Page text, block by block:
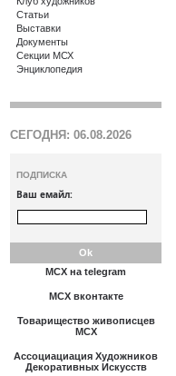
Статьи
Выставки
Документы
Секции МСХ
Энциклопедия
СЕГОДНЯ: 06.08.2026
ПОДПИСКА
Ваш емайл:
МСХ на telegram
МСХ вконтакте
Товарищество живописцев
МСХ
Ассоциациация Художников
Декоративных Искусств